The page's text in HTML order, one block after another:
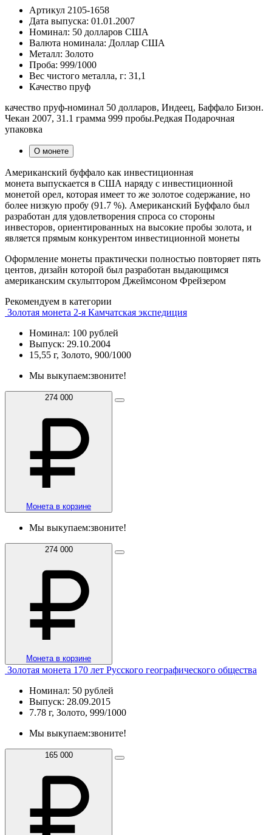
Артикул 2105-1658
Дата выпуска: 01.01.2007
Номинал: 50 долларов США
Валюта номинала: Доллар США
Металл: Золото
Проба: 999/1000
Вес чистого металла, г: 31,1
Качество пруф
качество пруф-номинал 50 долларов, Индеец, Баффало Бизон.
Чекан 2007, 31.1 грамма 999 пробы.Редкая Подарочная
упаковка
О монете
Американский буффало как инвестиционная
монета выпускается в США наряду с инвестиционной
монетой орел, которая имеет то же золотое содержание, но
более низкую пробу (91.7 %). Американский Буффало был
разработан для удовлетворения спроса со стороны
инвесторов, ориентированных на высокие пробы золота, и
является прямым конкурентом инвестиционной монеты
Оформление монеты практически полностью повторяет пять
центов, дизайн которой был разработан выдающимся
американским скульптором Джеймсоном Фрейзером
Рекомендуем в категории
Золотая монета 2-я Камчатская экспедиция
Номинал: 100 рублей
Выпуск: 29.10.2004
15,55 г, Золото, 900/1000
Мы выкупаем:звоните!
274 000
Монета в корзине
Мы выкупаем:звоните!
274 000
Монета в корзине
Золотая монета 170 лет Русского географического общества
Номинал: 50 рублей
Выпуск: 28.09.2015
7.78 г, Золото, 999/1000
Мы выкупаем:звоните!
165 000